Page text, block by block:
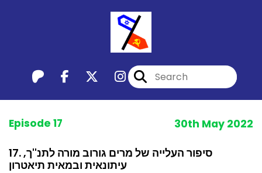
Episode 17 30th May 2022
17. סיפור העלייה של מרים גורוב מורה לתנ''ך,
עיתונאית ובמאית תיאטרון